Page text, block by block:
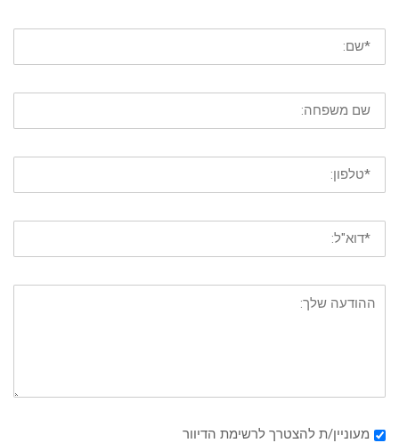
מעוניין/ת להצטרך לרשימת הדיוור